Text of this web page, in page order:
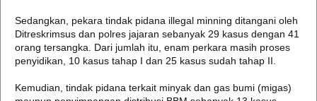
Sedangkan, pekara ​tindak pidana illegal minning ditangani oleh
Ditreskrimsus dan polres jajaran sebanyak 29 kasus dengan 41
orang tersangka. Dari jumlah itu, enam perkara masih proses
penyidikan, 10 kasus tahap I dan 25 kasus sudah tahap II.
Kemudian, tindak pidana terkait minyak dan gas bumi (migas)